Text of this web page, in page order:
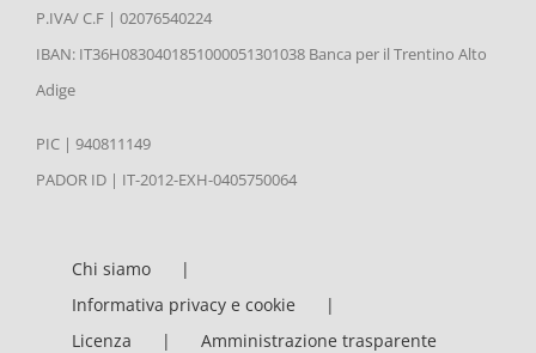
P.IVA/ C.F | 02076540224
IBAN: IT36H0830401851000051301038 Banca per il Trentino Alto
Adige
PIC | 940811149
PADOR ID | IT-2012-EXH-0405750064
Chi siamo
Informativa privacy e cookie
Licenza
Amministrazione trasparente